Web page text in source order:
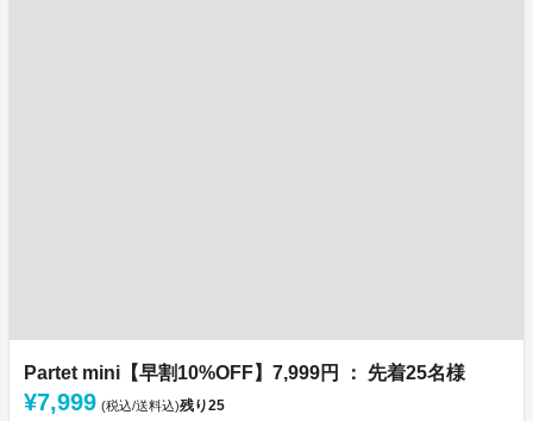
Partet mini【早割10%OFF】7,999円 ： 先着25名様
¥7,999 (税込/送料込)残り25